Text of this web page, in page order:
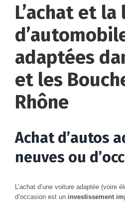
L’achat et
adaptées
et les
Rhône
Achat d’autos
neuves ou
L’achat d’une voiture adaptée (voire
d’occasion est un investissement